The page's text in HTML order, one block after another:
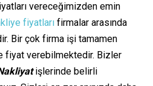
vereceğimizden emin
fiyatları firmalar arasında
Bir çok firma işi tamamen
fiyat verebilmektedir. Bizler
işlerinde belirli